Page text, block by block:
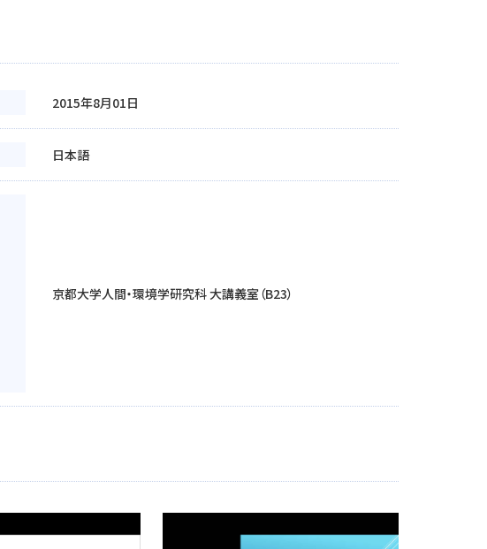
2015年8月01日
日本語
京都大学人間・環境学研究科 大講義室（B23）